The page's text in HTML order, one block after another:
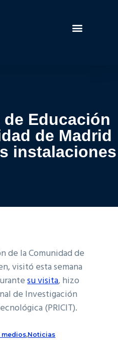
Educación
de Madrid
instalaciones
de la Comunidad de
visitó esta semana
su visita, hizo
de Investigación
(PRICIT).
medios,Noticias